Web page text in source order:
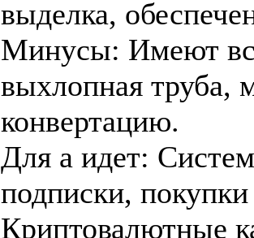
выделка,
Минусы: Имеют
выхлопная труба,
конвертацию.
Для а идет:
подписки,
Криптовалютные